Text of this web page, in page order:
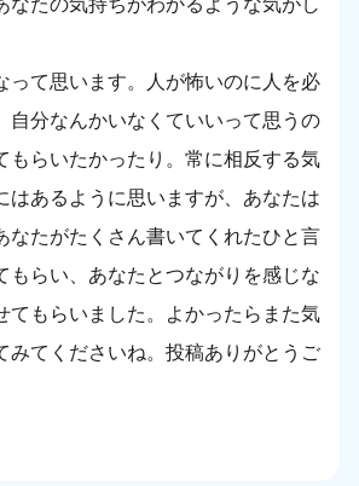
なたの気持ちがわかるような気がし
って思います。人が怖いのに人を必
自分なんかいなくていいって思うの
もらいたかったり。常に相反する気
はあるように思いますが、あなたは
なたがたくさん書いてくれたひと言
もらい、あなたとつながりを感じな
てもらいました。よかったらまた気
みてくださいね。投稿ありがとうご